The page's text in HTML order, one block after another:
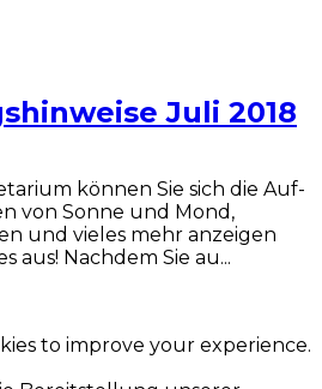
Juli 2018
können Sie sich die Auf-
von Sonne und Mond,
und vieles mehr anzeigen
aus! Nachdem Sie au...
to improve your experience.